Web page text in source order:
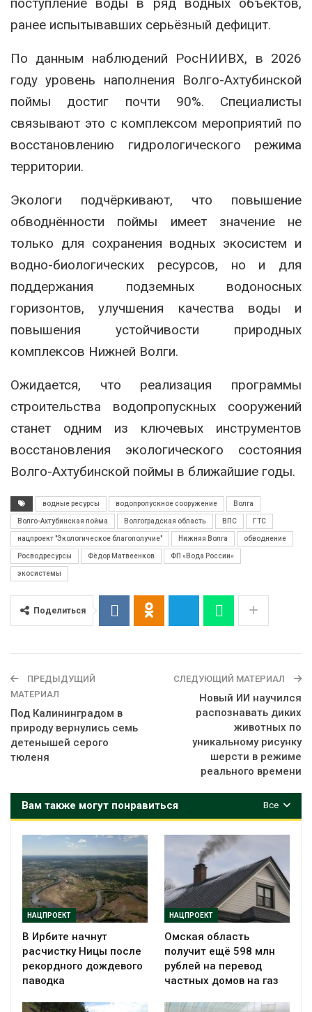
ранее испытывавших серьёзный дефицит.
По данным наблюдений РосНИИВХ, в 2026
году уровень наполнения Волго-Ахтубинской
поймы достиг почти 90%. Специалисты
связывают это с комплексом мероприятий по
восстановлению гидрологического режима
территории.
Экологи подчёркивают, что повышение
обводнённости поймы имеет значение не
только для сохранения водных экосистем и
водно-биологических ресурсов, но и для
поддержания подземных водоносных
горизонтов, улучшения качества воды и
повышения устойчивости природных
комплексов Нижней Волги.
Ожидается, что реализация программы
строительства водопропускных сооружений
станет одним из ключевых инструментов
восстановления экологического состояния
Волго-Ахтубинской поймы в ближайшие годы.
водные ресурсы водопропускное сооружение Волга
Волго-Ахтубинская пойма Волгоградская область ВПС ГТС
нацпроект "Экологическое благополучие" Нижняя Волга обводнение
Росводресурсы Фёдор Матвеенков ФП «Вода России»
экосистемы
Поделиться
ПРЕДЫДУЩИЙ
МАТЕРИАЛ
Под Калининградом в
природу вернулись семь
детенышей серого
тюленя
СЛЕДУЮЩИЙ МАТЕРИАЛ
Новый ИИ научился
распознавать диких
животных по
уникальному рисунку
шерсти в режиме
реального времени
Все
Вам также могут понравиться
НАЦПРОЕКТ
В Ирбите начнут
расчистку Ницы после
рекордного дождевого
паводка
НАЦПРОЕКТ
Омская область
получит ещё 598 млн
рублей на перевод
частных домов на газ